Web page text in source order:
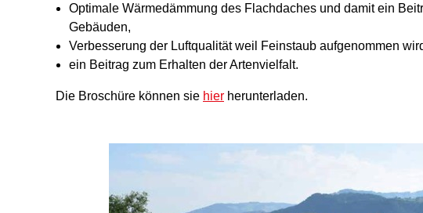
Optimale Wärmedämmung des Flachdaches und damit ein
Gebäuden,
Verbesserung der Luftqualität weil Feinstaub aufgenommen
ein Beitrag zum Erhalten der Artenvielfalt.
Die Broschüre können sie hier herunterladen.